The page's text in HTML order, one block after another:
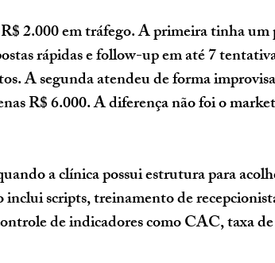
2.000 em tráfego. A primeira tinha um
rápidas e follow-up em até 7
A segunda atendeu de forma
R$ 6.000. A diferença não foi o
a clínica possui estrutura para
scripts, treinamento de
de indicadores como CAC, taxa